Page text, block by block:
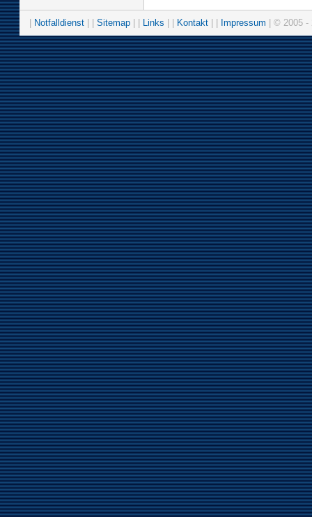
Notfalldienst Sitemap Links Kontakt Impressum | © 2005 -